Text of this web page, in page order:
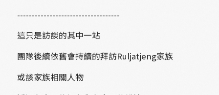
-----------------------------------
這只是訪談的其中一站
團隊後續依舊會持續的拜訪Ruljatjeng家族
或該家族相關人物